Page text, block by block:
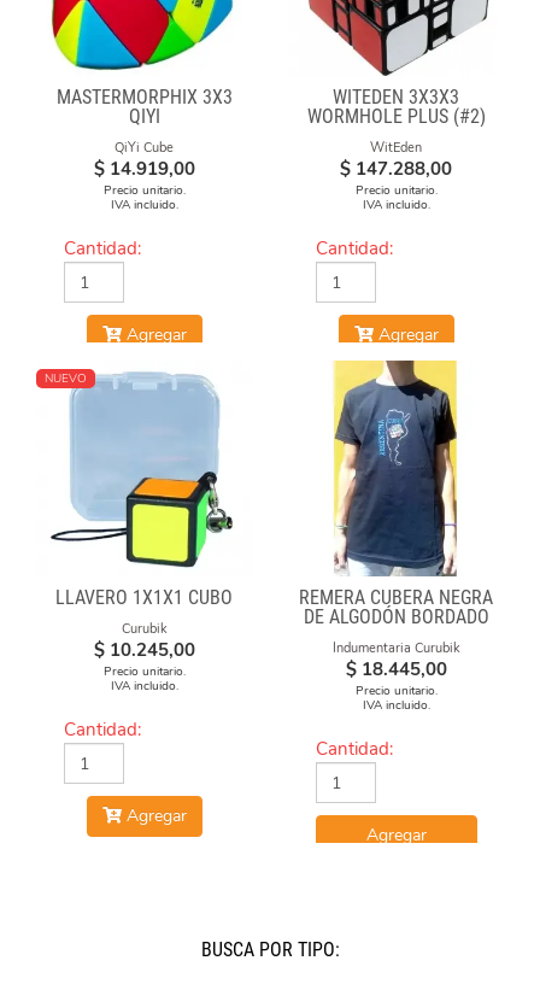
MASTERMORPHIX 3X3
QIYI
QiYi Cube
$ 14.919,00
Precio unitario.
IVA incluido.
Cantidad:
Agregar
WITEDEN 3X3X3
WORMHOLE PLUS (#2)
WitEden
$ 147.288,00
Precio unitario.
IVA incluido.
Cantidad:
Agregar
NUEVO
LLAVERO 1X1X1 CUBO
Curubik
$ 10.245,00
Precio unitario.
IVA incluido.
Cantidad:
Agregar
REMERA CUBERA NEGRA
DE ALGODÓN BORDADO
"ARGENTINA CUBEA"
Indumentaria Curubik
$ 18.445,00
Precio unitario.
IVA incluido.
Cantidad:
Agregar
BUSCÁ POR TIPO: